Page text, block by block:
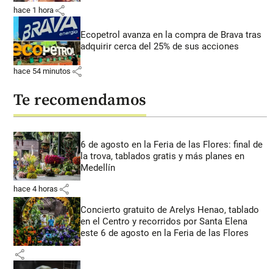
hace 1 hora share
Ecopetrol avanza en la compra de Brava tras
adquirir cerca del 25% de sus acciones
hace 54 minutos share
Te recomendamos
6 de agosto en la Feria de las Flores: final de
la trova, tablados gratis y más planes en
Medellín
hace 4 horas share
Concierto gratuito de Arelys Henao, tablado
en el Centro y recorridos por Santa Elena
este 6 de agosto en la Feria de las Flores
share